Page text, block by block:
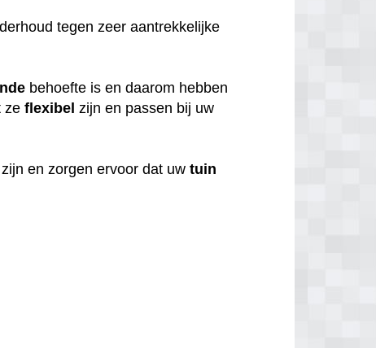
tegen zeer aantrekkelijke
behoefte is en daarom hebben
zeflexibel zijn en passen bij uw
zijn en zorgen ervoor dat uwtuin